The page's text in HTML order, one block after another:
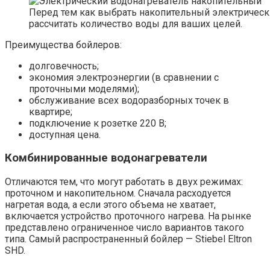
Перед тем как выбрать накопительный
рассчитать количество воды для ваших целей.
Преимущества бойлеров:
долговечность;
экономия электроэнергии (в сравнении с
проточными моделями);
обслуживание всех водоразборных точек в
квартире;
подключение к розетке 220 В;
доступная цена.
Комбинированные водонагреватели
Отличаются тем, что могут работать в двух режимах:
проточном и накопительном. Сначала расходуется
нагретая вода, а если этого объема не хватает,
включается устройство проточного нагрева. На рынке
представлено ограниченное число вариантов такого
типа. Самый распространенный бойлер — Stiebel Eltron
SHD.